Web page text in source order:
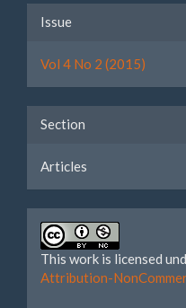
Article
Details
Issue
Vol 4 No 2 (2015)
Section
Articles
This work is licensed
Attribution-